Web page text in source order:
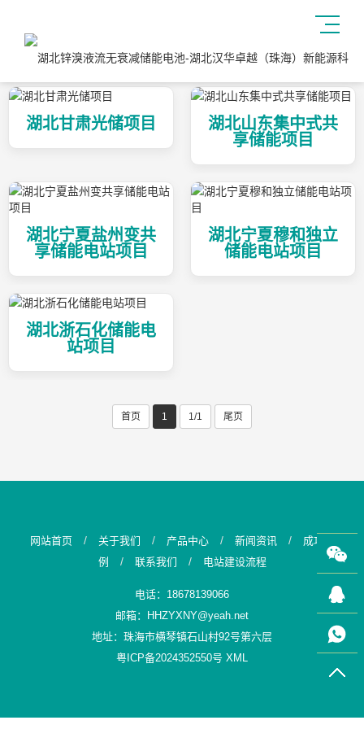
湖北甘肃光储项目
湖北山东集中式共
享储能项目
湖北宁夏盐州变共
享储能电站项目
湖北宁夏穆和独立
储能电站项目
湖北浙石化储能电
站项目
首页 1 1/1 尾页
网站首页/ 关于我们 / 产品中心/ 新闻资讯 /
成功案
例
/ 联系我们 / 电站建设流程
电话：18678139066
邮箱：HHZYXNY@yeah.net
地址：珠海市横琴镇石山村92号第六层
粤ICP备2024352550号 XML